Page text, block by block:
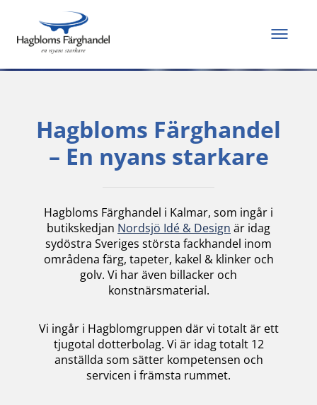
Allt du behöver för
att måla och renovera
Hagbloms Färghandel
– En nyans starkare
Hagbloms Färghandel i Kalmar, som ingår i
butikskedjan Nordsjö Idé & Design är idag
sydöstra Sveriges största fackhandel inom
områdena färg, tapeter, kakel & klinker och
golv. Vi har även billacker och
konstnärsmaterial.
Vi ingår i Hagblomgruppen där vi totalt är ett
tjugotal dotterbolag. Vi är idag totalt 12
anställda som sätter kompetensen och
servicen i främsta rummet.